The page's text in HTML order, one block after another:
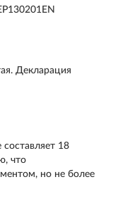
Декларация
18
что
но не более